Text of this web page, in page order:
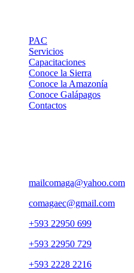
PAC
Servicios
Capacitaciones
Conoce la Sierra
Conoce la Amazonía
Conoce Galápagos
Contactos
mailcomaga@yahoo.com
comagaec@gmail.com
+593 22950 699
+593 22950 729
+593 2228 2216